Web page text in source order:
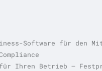
Software für den
für Ihren Betrieb —